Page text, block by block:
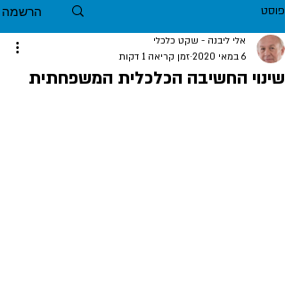
פוסט הרשמה
שינוי החשיבה הכלכלית המשפחתית
אלי ליבנה - שקט כלכלי
6 במאי 2020
זמן קריאה 1 דקות